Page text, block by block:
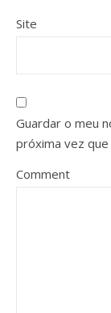
Site
Guardar o meu
próxima vez
Comment